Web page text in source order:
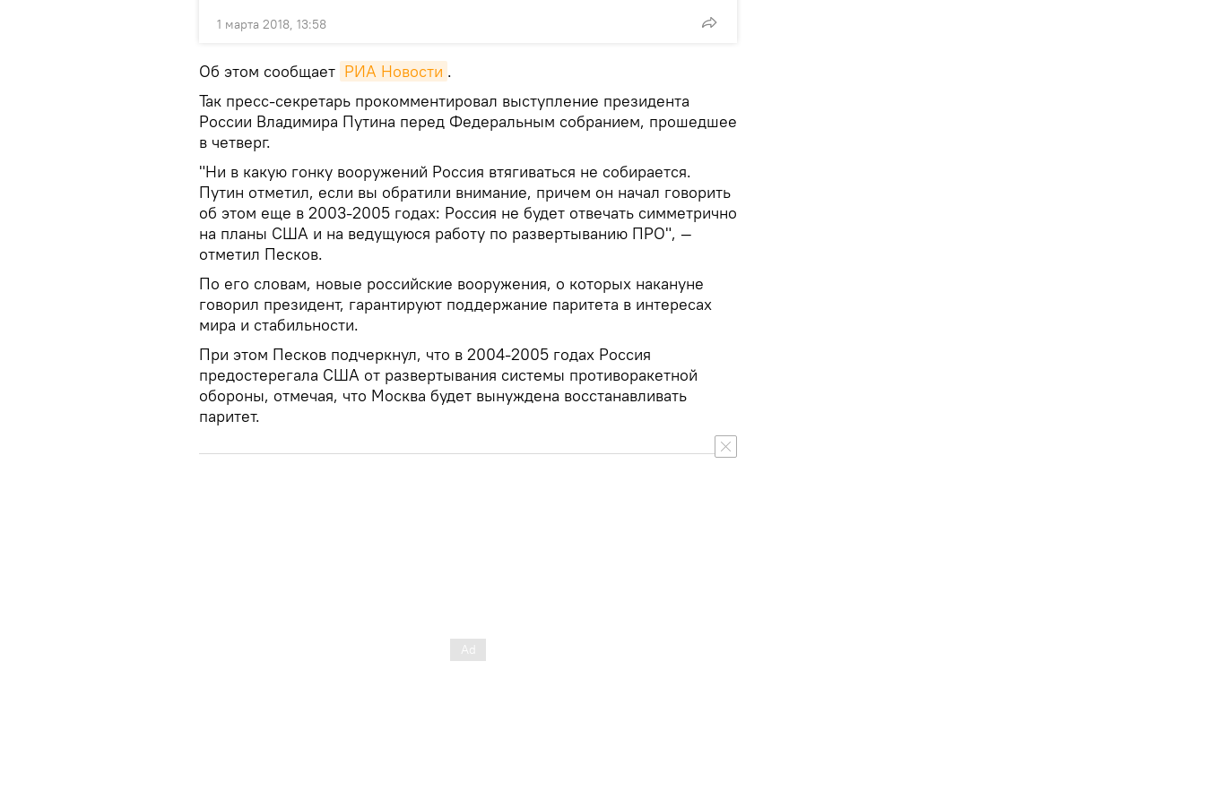
1 марта 2018, 13:58
Об этом сообщает РИА Новости .
Так пресс-секретарь прокомментировал выступление президента
России Владимира Путина перед Федеральным собранием, прошедшее
в четверг.
"Ни в какую гонку вооружений Россия втягиваться не собирается.
Путин отметил, если вы обратили внимание, причем он начал говорить
об этом еще в 2003-2005 годах: Россия не будет отвечать симметрично
на планы США и на ведущуюся работу по развертыванию ПРО", —
отметил Песков.
По его словам, новые российские вооружения, о которых накануне
говорил президент, гарантируют поддержание паритета в интересах
мира и стабильности.
При этом Песков подчеркнул, что в 2004-2005 годах Россия
предостерегала США от развертывания системы противоракетной
обороны, отмечая, что Москва будет вынуждена восстанавливать
паритет.